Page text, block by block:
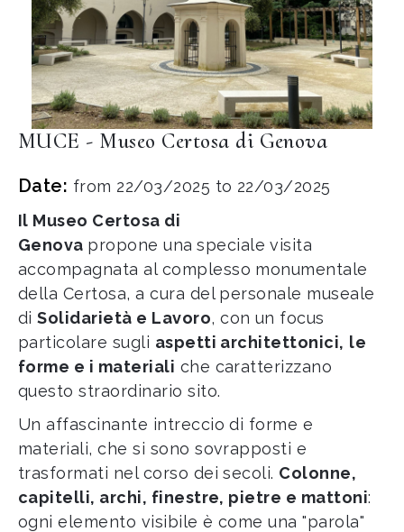
MUCE - Museo Certosa di Genova
Date: from 22/03/2025 to 22/03/2025
Il Museo Certosa di
Genova propone una speciale visita
accompagnata al complesso monumentale
della Certosa, a cura del personale museale
diSolidarietà e Lavoro, con un focus
particolare sugli aspetti architettonici, le
forme e i materiali che caratterizzano
questo straordinario sito.
Un affascinante intreccio di forme e
materiali, che si sono sovrapposti e
trasformati nel corso dei secoli. Colonne,
capitelli, archi, finestre, pietre e mattoni:
ogni elemento visibile è come una "parola"